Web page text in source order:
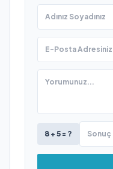
8 + 5 = ?